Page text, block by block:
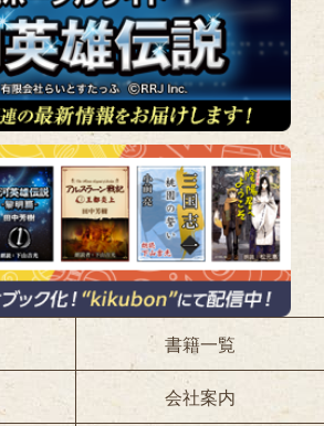
書籍一覧
会社案内